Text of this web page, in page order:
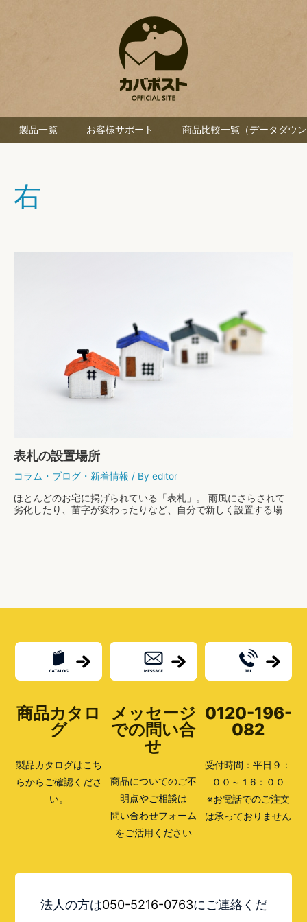
製品一覧 お客様サポート 商品比較一覧（データダウ
右
表札の設置場所
コラム ・ ブログ ・ 新着情報 / By editor
ほとんどのお宅に掲げられている「表札」。 雨風にさらされて
劣化したり、苗字が変わったりなど、自分で新しく設置する場
置
商品カタロ
グ
製品カタログはこち
らからご確認くださ
い。
メッセージ
での問い合
せ
商品についてのご不
明点やご相談は
問い合わせフォーム
をご活用ください
0120-196-
082
受付時間：平日９：
００～１6：００
※お電話でのご注文
は承っておりません
法人の方は050-5216-0763にご連絡くだ